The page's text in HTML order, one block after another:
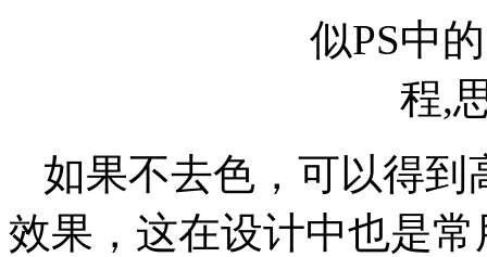
如果不去色，可以得到
效果，这在设计中也是